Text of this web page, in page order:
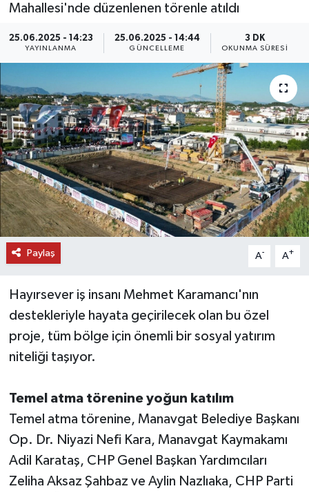
Mahallesi'nde düzenlenen törenle atıldı
25.06.2025 - 14:23
YAYINLANMA
25.06.2025 - 14:44
GÜNCELLEME
3 DK
OKUNMA SÜRESI
Paylaş A- A+
Hayırsever iş insanı Mehmet Karamancı'nın
destekleriyle hayata geçirilecek olan bu özel
proje, tüm bölge için önemli bir sosyal yatırım
niteliği taşıyor.
Temel atma törenine yoğun katılım
Temel atma törenine, Manavgat Belediye Başkanı
Op. Dr. Niyazi Nefi Kara, Manavgat Kaymakamı
Adil Karataş, CHP Genel Başkan Yardımcıları
Zeliha Aksaz Şahbaz ve Aylin Nazlıaka, CHP Parti
SAĞLIK
DÜNYA
TURİZM
RÖPORTAJ
VİDEO HABERLER
YAZARLAR
RESMİ İLAN
MAGAZİN